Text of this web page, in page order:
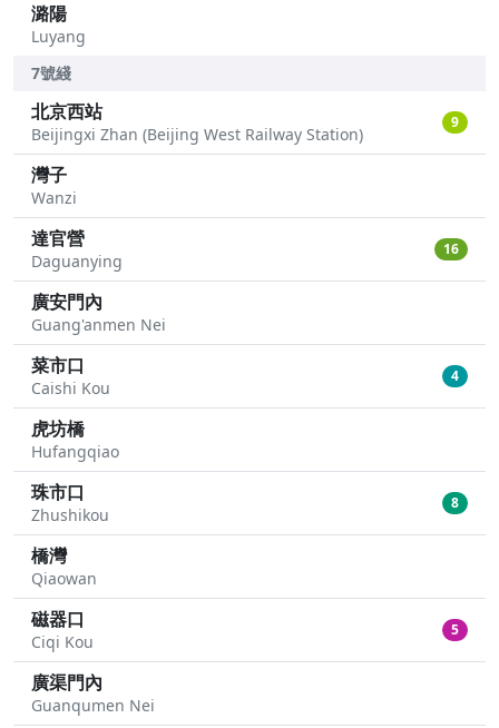
潞陽
Luyang
7號綫
北京西站
Beijingxi Zhan (Beijing West Railway Station)
9
灣子
Wanzi
達官營
Daguanying
16
廣安門內
Guang'anmen Nei
菜市口
Caishi Kou
4
虎坊橋
Hufangqiao
珠市口
Zhushikou
8
橋灣
Qiaowan
磁器口
Ciqi Kou
5
廣渠門內
Guanqumen Nei